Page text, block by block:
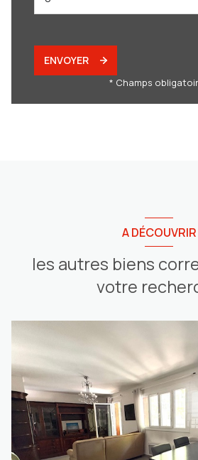
ENVOYER
* Champs
A DÉCOUVRIR
les autres biens
votre